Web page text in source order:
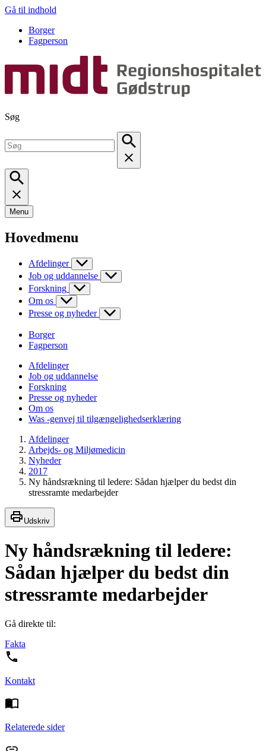
Gå til indhold
Borger
Fagperson
Søg
Menu
Hovedmenu
Afdelinger
Job og uddannelse
Forskning
Om os
Presse og nyheder
Borger
Fagperson
Afdelinger
Job og uddannelse
Forskning
Presse og nyheder
Om os
Was -genvej til tilgængelighedserklæring
Afdelinger
Arbejds- og Miljømedicin
Nyheder
2017
Ny håndsrækning til ledere: Sådan hjælper du bedst din
stressramte medarbejder
Udskriv
Ny håndsrækning til ledere:
Sådan hjælper du bedst din
stressramte medarbejder
Gå direkte til:
Fakta
Kontakt
Relaterede sider